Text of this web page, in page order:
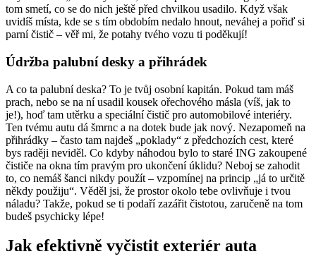
tom smetí, co se do nich ještě před chvilkou usadilo. Když však
uvidíš místa, kde se s tím obdobím nedalo hnout, neváhej a pořiď si
parní čistič – věř mi, že potahy tvého vozu ti poděkují!
Údržba palubní desky a přihrádek
A co ta palubní deska? To je tvůj osobní kapitán. Pokud tam máš
prach, nebo se na ní usadil kousek ořechového másla (víš, jak to
je!), hoď tam utěrku a speciální čistič pro automobilové interiéry.
Ten tvému autu dá šmrnc a na dotek bude jak nový. Nezapomeň na
přihrádky – často tam najdeš „poklady“ z předchozích cest, které
bys raději neviděl. Co kdyby náhodou bylo to staré ING zakoupené
čističe na okna tím pravým pro ukončení úklidu? Neboj se zahodit
to, co nemáš šanci nikdy použít – vzpomínej na princip „já to určitě
někdy použiju“. Věděl jsi, že prostor okolo tebe ovlivňuje i tvou
náladu? Takže, pokud se ti podaří zazářit čistotou, zaručeně na tom
budeš psychicky lépe!
Jak efektivně vyčistit exteriér auta